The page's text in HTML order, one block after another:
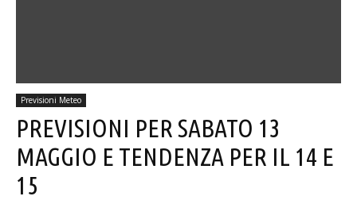
Previsioni Meteo
PREVISIONI PER SABATO 13
MAGGIO E TENDENZA PER IL 14 E
15